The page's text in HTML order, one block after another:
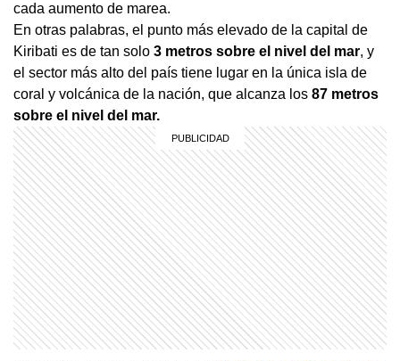
cada aumento de marea.
En otras palabras, el punto más elevado de la capital de
Kiribati es de tan solo 3 metros sobre el nivel del mar, y
el sector más alto del país tiene lugar en la única isla de
coral y volcánica de la nación, que alcanza los 87 metros
sobre el nivel del mar.